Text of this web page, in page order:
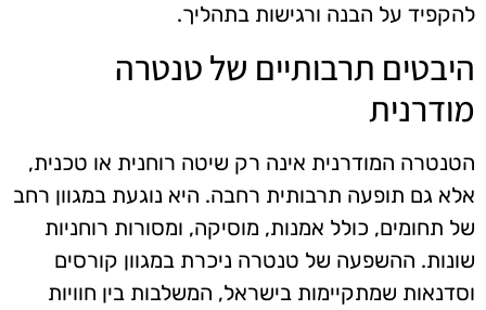
להקפיד על הבנה ורגישות בתהליך.
היבטים תרבותיים של טנטרה
מודרנית
הטנטרה המודרנית אינה רק שיטה רוחנית או טכנית,
אלא גם תופעה תרבותית רחבה. היא נוגעת במגוון רחב
של תחומים, כולל אמנות, מוסיקה, ומסורות רוחניות
שונות. ההשפעה של טנטרה ניכרת במגוון קורסים
וסדנאות שמתקיימות בישראל, המשלבות בין חוויות